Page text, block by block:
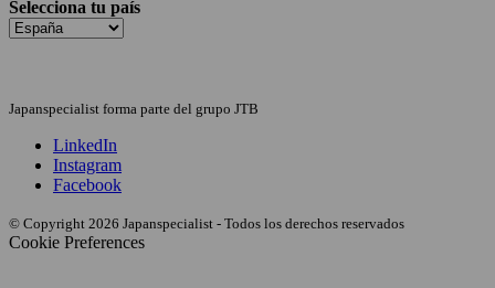
Selecciona tu país
Japanspecialist forma parte del grupo JTB
LinkedIn
Instagram
Facebook
© Copyright 2026 Japanspecialist - Todos los derechos reservados
Cookie Preferences